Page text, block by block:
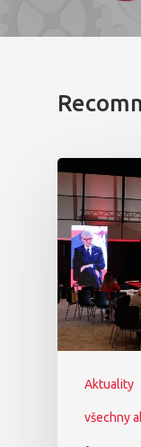
Aktuality
všechny